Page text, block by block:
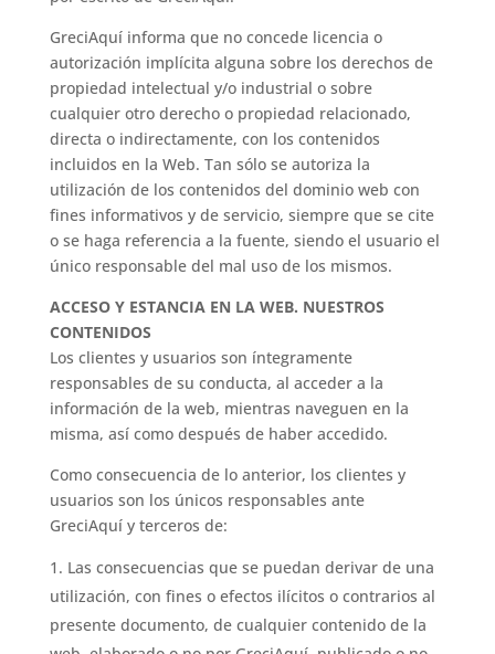
GreciAquí informa que no concede licencia o
autorización implícita alguna sobre los derechos de
propiedad intelectual y/o industrial o sobre
cualquier otro derecho o propiedad relacionado,
directa o indirectamente, con los contenidos
incluidos en la Web. Tan sólo se autoriza la
utilización de los contenidos del dominio web con
fines informativos y de servicio, siempre que se cite
o se haga referencia a la fuente, siendo el usuario el
único responsable del mal uso de los mismos.
ACCESO Y ESTANCIA EN LA WEB. NUESTROS
CONTENIDOS
Los clientes y usuarios son íntegramente
responsables de su conducta, al acceder a la
información de la web, mientras naveguen en la
misma, así como después de haber accedido.
Como consecuencia de lo anterior, los clientes y
usuarios son los únicos responsables ante
GreciAquí y terceros de:
Las consecuencias que se puedan derivar de una
utilización, con fines o efectos ilícitos o contrarios al
presente documento, de cualquier contenido de la